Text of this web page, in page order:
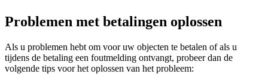
Problemen met betalingen oplossen
Als u problemen hebt om voor uw objecten te betalen of als u
tijdens de betaling een foutmelding ontvangt, probeer dan de
volgende tips voor het oplossen van het probleem: